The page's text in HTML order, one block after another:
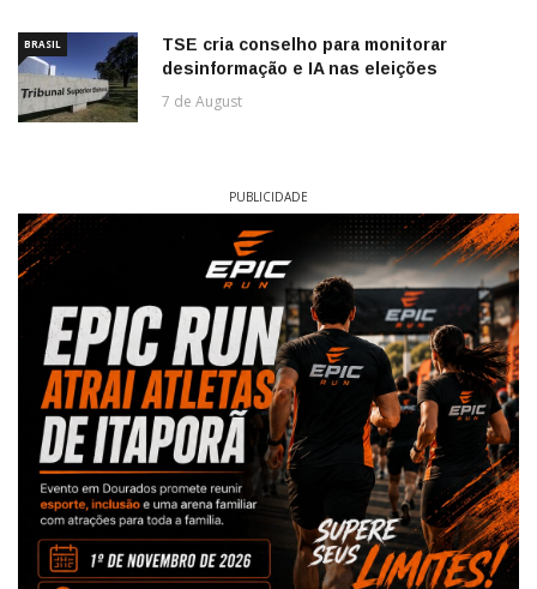
BRASIL
TSE cria conselho para monitorar
desinformação e IA nas eleições
7 de August
PUBLICIDADE